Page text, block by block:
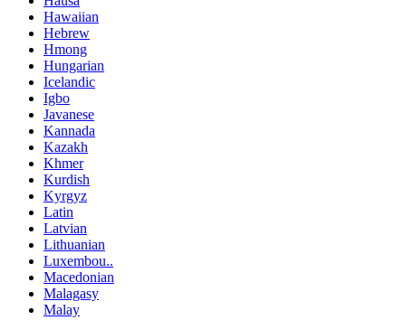
Hawaiian
Hebrew
Hmong
Hungarian
Icelandic
Igbo
Javanese
Kannada
Kazakh
Khmer
Kurdish
Kyrgyz
Latin
Latvian
Lithuanian
Luxembou..
Macedonian
Malagasy
Malay